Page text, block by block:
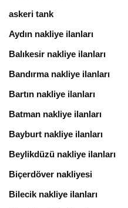
askeri tank
Aydın nakliye ilanları
Balıkesir nakliye ilanları
Bandırma nakliye ilanları
Bartın nakliye ilanları
Batman nakliye ilanları
Bayburt nakliye ilanları
Beylikdüzü nakliye ilanları
Biçerdöver nakliyesi
Bilecik nakliye ilanları